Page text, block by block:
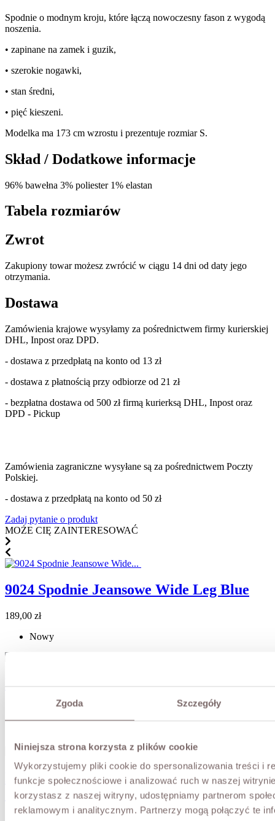
Zgoda Szczegóły
Niniejsza strona korzysta z plików cookie
Wykorzystujemy pliki cookie do spersonalizowania treści i
funkcje społecznościowe i analizować ruch w naszej
korzystasz z naszej witryny, udostępniamy partnerom
reklamowym i analitycznym. Partnerzy mogą połączyć te
Spodnie o modnym kroju, które łączą nowoczesny fason z wygodą
noszenia.
• zapinane na zamek i guzik,
• szerokie nogawki,
• stan średni,
• pięć kieszeni.
Modelka ma 173 cm wzrostu i prezentuje rozmiar S.
Skład / Dodatkowe informacje
96% bawełna 3% poliester 1% elastan
Tabela rozmiarów
Zwrot
Zakupiony towar możesz zwrócić w ciągu 14 dni od daty jego
otrzymania.
Dostawa
Zamówienia krajowe wysyłamy za pośrednictwem firmy kurierskiej
DHL, Inpost oraz DPD.
- dostawa z przedpłatą na konto od 13 zł
- dostawa z płatnością przy odbiorze od 21 zł
- bezpłatna dostawa od 500 zł firmą kurierksą DHL, Inpost oraz
DPD - Pickup
Zamówienia zagraniczne wysyłane są za pośrednictwem Poczty
Polskiej.
- dostawa z przedpłatą na konto od 50 zł
Zadaj pytanie o produkt
MOŻE CIĘ ZAINTERESOWAĆ
9024 Spodnie Jeansowe Wide Leg Blue
Cena
189,00 zł
Nowy
LZ2016 Spodnie Jeansowe Straight
Cropped